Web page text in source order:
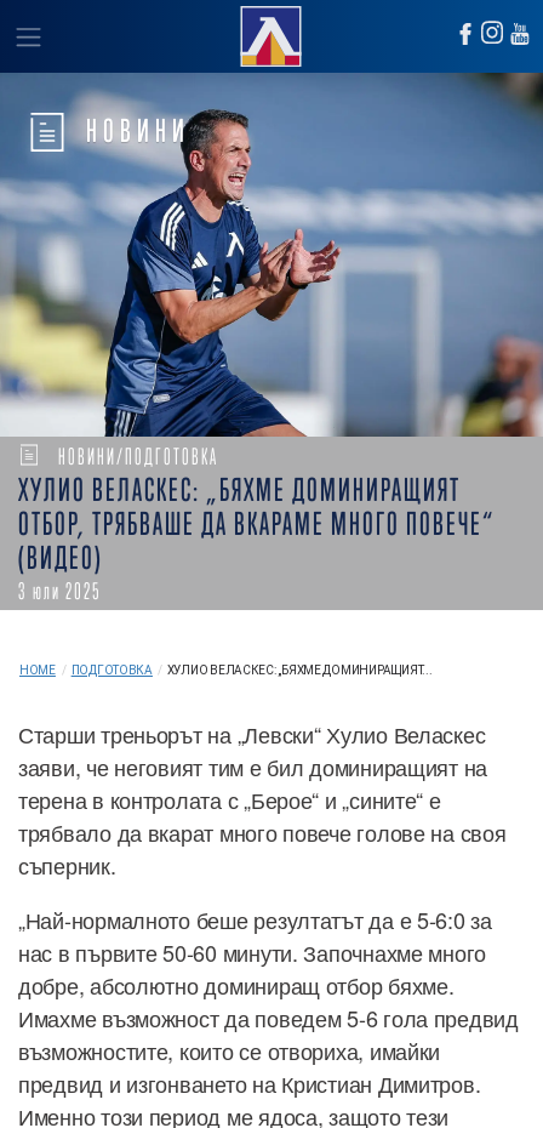
НОВИНИ
НОВИНИ/ПОДГОТОВКА
ХУЛИО ВЕЛАСКЕС: „БЯХМЕ ДОМИНИРАЩИЯТ
ОТБОР, ТРЯБВАШЕ ДА ВКАРАМЕ МНОГО ПОВЕЧЕ“
(ВИДЕО)
3 юли 2025
HOME / ПОДГОТОВКА / ХУЛИО ВЕЛАСКЕС: „БЯХМЕ ДОМИНИРАЩИЯТ...
Старши треньорът на „Левски“ Хулио Веласкес
заяви, че неговият тим е бил доминиращият на
терена в контролата с „Берое“ и „сините“ е
трябвало да вкарат много повече голове на своя
съперник.
„Най-нормалното беше резултатът да е 5-6:0 за
нас в първите 50-60 минути. Започнахме много
добре, абсолютно доминиращ отбор бяхме.
Имахме възможност да поведем 5-6 гола предвид
възможностите, които се отвориха, имайки
предвид и изгонването на Кристиан Димитров.
Именно този период ме ядоса, защото тези